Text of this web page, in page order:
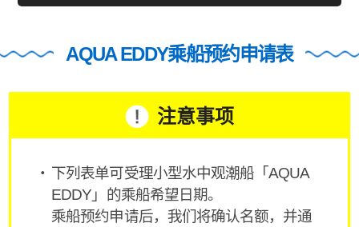
AQUA EDDY乘船预约申请表
注意事项
下列表单可受理小型水中观潮船「AQUA
EDDY」的乘船希望日期。
乘船预约申请后，我们将确认名额，并通